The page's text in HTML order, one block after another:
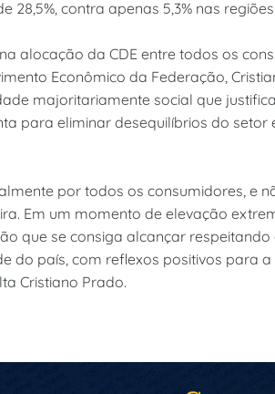
28,5%, contra apenas 5,3% nas
alocação da CDE entre todos os
Econômico da Federação,
majoritariamente social que
para eliminar desequilíbrios do setor
por todos os consumidores, e
Em um momento de elevação
que se consiga alcançar
do país, com reflexos positivos para
Cristiano Prado.